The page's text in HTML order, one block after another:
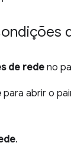
de rede no
para abrir o
.